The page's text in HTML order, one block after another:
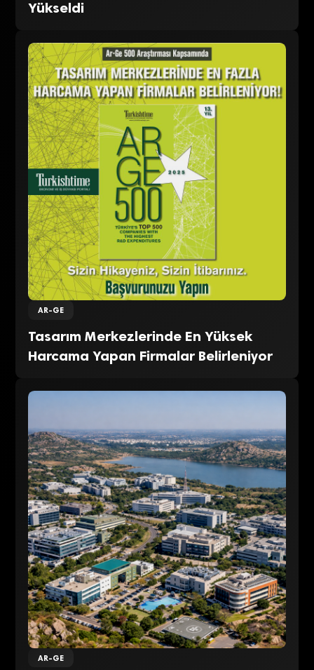
Yükseldi
AR-GE
Tasarım Merkezlerinde En Yüksek
Harcama Yapan Firmalar Belirleniyor
AR-GE